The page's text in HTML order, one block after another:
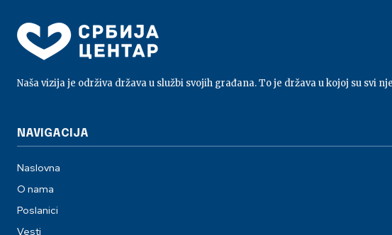
Naša vizija je održiva država u službi svojih građana. To je država u kojoj su svi
NAVIGACIJA
Naslovna
O nama
Poslanici
Vesti